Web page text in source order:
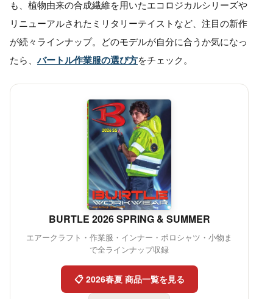
も、植物由来の合成繊維を用いたエコロジカルシリーズや
リニューアルされたミリタリーテイストなど、注目の新作
が続々ラインナップ。どのモデルが自分に合うか気になっ
たら、バートル作業服の選び方をチェック。
BURTLE 2026 SPRING & SUMMER
エアークラフト・作業服・インナー・ポロシャツ・小物ま
で全ラインナップ収録
📋 2026春夏 商品一覧を見る